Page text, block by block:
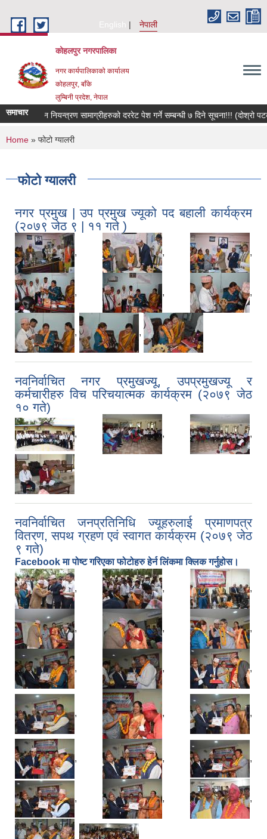
English
नेपाली
कोहलपुर नगरपालिका
नगर कार्यपालिकाको कार्यालय
कोहलपुर, बाँके
लुम्बिनी प्रदेश, नेपाल
समाचार अग्नि नियन्त्रण
You are here
Home » फोटो ग्यालरी
फोटो ग्यालरी
नगर प्रमुख | उप प्रमुख ज्यूको पद बहाली कार्यक्रम
(२०७९ जेठ ९ | ११ गते )
, , ,
, , ,
, ,
नवनिर्वाचित नगर प्रमुखज्यू, उपप्रमुखज्यू र
कर्मचारीहरु विच परिचयात्मक कार्यक्रम (२०७९ जेठ
१० गते)
, , ,
नवनिर्वाचित जनप्रतिनिधि ज्यूहरुलाई प्रमाणपत्र
वितरण, सपथ ग्रहण एवं स्वागत कार्यक्रम (२०७९ जेठ
९ गते)
Facebook मा पोष्ट गरिएका फोटोहरु हेर्न लिंकमा क्लिक गर्नुहोस।
, , ,
, , ,
, , ,
, , ,
, , ,
, , ,